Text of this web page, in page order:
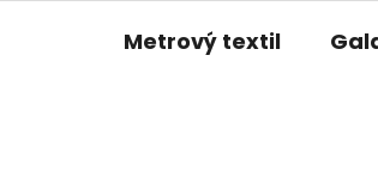
Metrový textil